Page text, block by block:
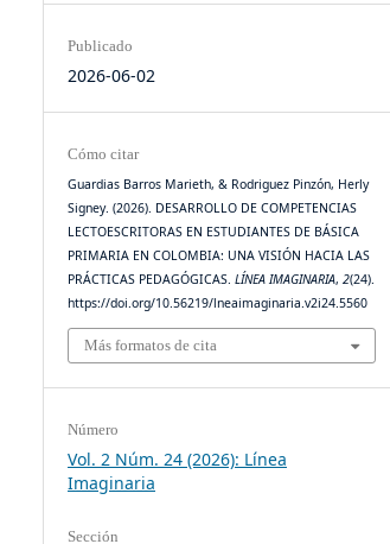
Publicado
2026-06-02
Cómo citar
Guardias Barros Marieth, & Rodriguez Pinzón, Herly
Signey. (2026). DESARROLLO DE COMPETENCIAS
LECTOESCRITORAS EN ESTUDIANTES DE BÁSICA
PRIMARIA EN COLOMBIA: UNA VISIÓN HACIA LAS
PRÁCTICAS PEDAGÓGICAS.LÍNEA IMAGINARIA,2(24).
https://doi.org/10.56219/lneaimaginaria.v2i24.5560
Más formatos de cita
Número
Vol. 2 Núm. 24 (2026): Línea
Imaginaria
Sección